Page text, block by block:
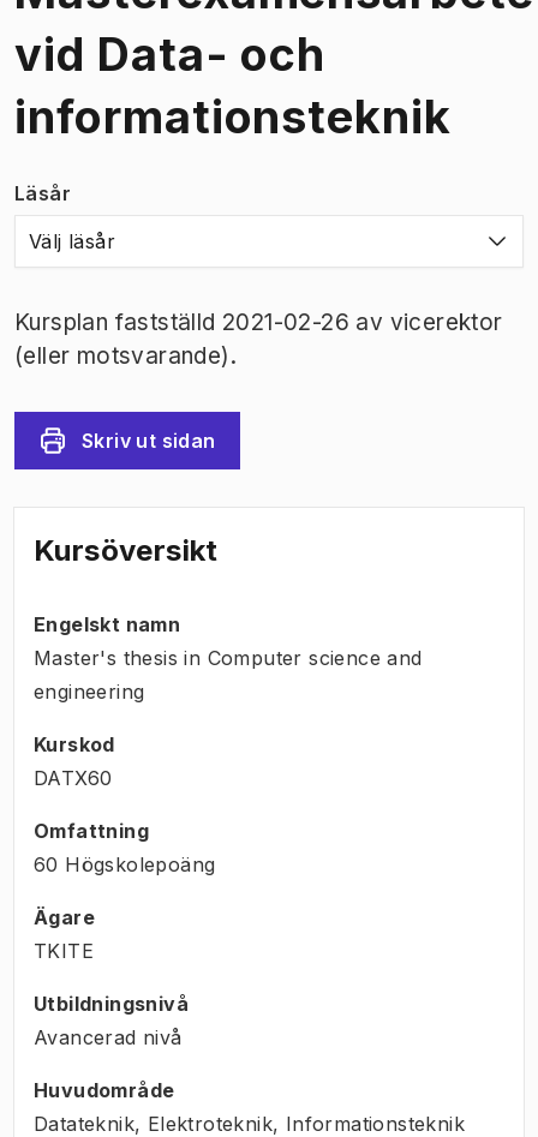
vid Data- och
informationsteknik
Läsår
Välj läsår
Kursplan fastställd 2021-02-26 av vicerektor
(eller motsvarande).
Skriv ut sidan
Kursöversikt
Engelskt namn
Master's thesis in Computer science and
engineering
Kurskod
DATX60
Omfattning
60 Högskolepoäng
Ägare
TKITE
Utbildningsnivå
Avancerad nivå
Huvudområde
Datateknik, Elektroteknik, Informationsteknik